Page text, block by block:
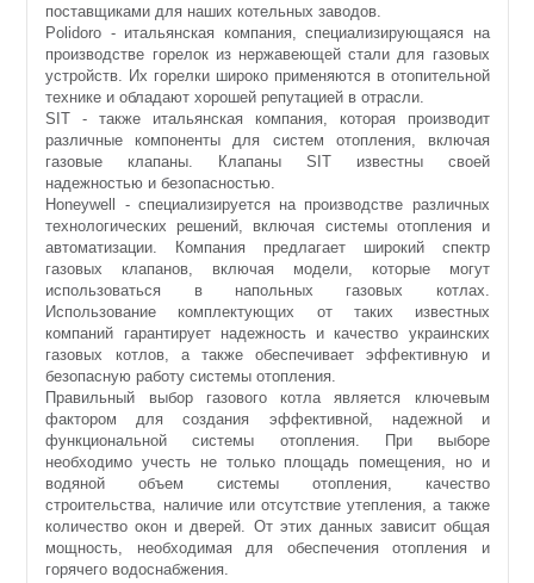
поставщиками для наших котельных заводов.
Polidoro - итальянская компания, специализирующаяся на
производстве горелок из нержавеющей стали для газовых
устройств. Их горелки широко применяются в отопительной
технике и обладают хорошей репутацией в отрасли.
SIT - также итальянская компания, которая производит
различные компоненты для систем отопления, включая
газовые клапаны. Клапаны SIT известны своей
надежностью и безопасностью.
Honeywell - специализируется на производстве различных
технологических решений, включая системы отопления и
автоматизации. Компания предлагает широкий спектр
газовых клапанов, включая модели, которые могут
использоваться в напольных газовых котлах.
Использование комплектующих от таких известных
компаний гарантирует надежность и качество украинских
газовых котлов, а также обеспечивает эффективную и
безопасную работу системы отопления.
Правильный выбор газового котла является ключевым
фактором для создания эффективной, надежной и
функциональной системы отопления. При выборе
необходимо учесть не только площадь помещения, но и
водяной объем системы отопления, качество
строительства, наличие или отсутствие утепления, а также
количество окон и дверей. От этих данных зависит общая
мощность, необходимая для обеспечения отопления и
горячего водоснабжения.